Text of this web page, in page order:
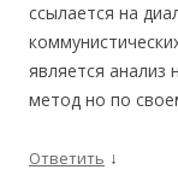
ссылается на
является анализ
метод но по
Ответить ↓